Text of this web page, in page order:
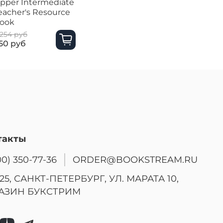
Intermediate
Resource
руб
руб
350-77-36
ORDER@BOOKSTREAM.RU
САНКТ-ПЕТЕРБУРГ, УЛ. МАРАТА 10,
БУКСТРИМ